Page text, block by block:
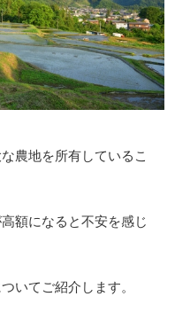
農地を所有しているこ
額になると不安を感じ
いてご紹介します。